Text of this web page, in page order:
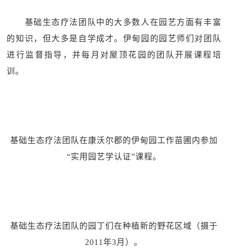
基础生态疗法团队中的大多数人在园艺方面有丰富
的知识，但大多是自学成才。伊甸园的园艺师们对团队
进行监督指导，并每月对屋顶花园的团队开展课程培
训。
基础生态疗法团队在康沃尔郡的伊甸园工作苗圃内参加
“实用园艺学认证”课程。
基础生态疗法团队的园丁们在种植新的野花区域（摄于
2011年3月）。